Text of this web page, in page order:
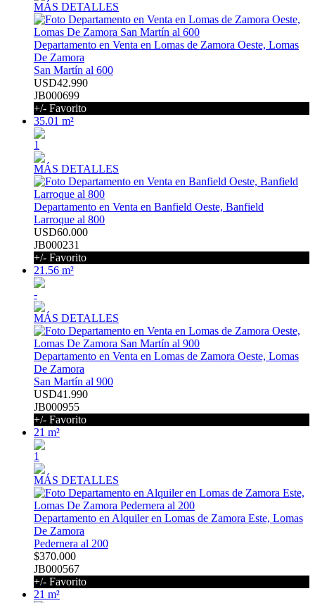
MÁS DETALLES
Departamento en Venta en Lomas de Zamora Oeste, Lomas
De Zamora
San Martín al 600
USD42.990
JB000699
+/- Favorito
35.01 m²
1
MÁS DETALLES
Departamento en Venta en Banfield Oeste, Banfield
Larroque al 800
USD60.000
JB000231
+/- Favorito
21.56 m²
-
MÁS DETALLES
Departamento en Venta en Lomas de Zamora Oeste, Lomas
De Zamora
San Martín al 900
USD41.990
JB000955
+/- Favorito
21 m²
1
MÁS DETALLES
Departamento en Alquiler en Lomas de Zamora Este, Lomas
De Zamora
Pedernera al 200
$370.000
JB000567
+/- Favorito
21 m²